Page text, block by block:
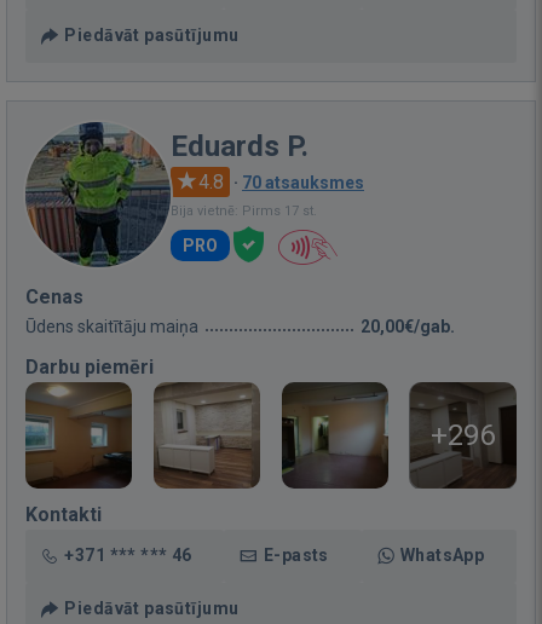
Piedāvāt pasūtījumu
Eduards P.
4.8 · 70 atsauksmes
Bija vietnē: Pirms 17 st.
PRO
Cenas
Ūdens skaitītāju maiņa 20,00€/gab.
Darbu piemēri
+296
Kontakti
+371 *** *** 46 E-pasts WhatsApp
Piedāvāt pasūtījumu